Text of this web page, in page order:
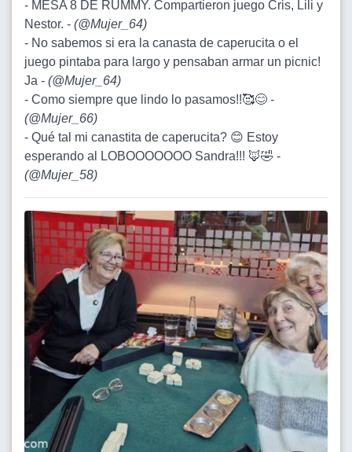
- MESA 8 DE RUMMY. Compartieron juego Cris, Lili y
Nestor. - (@Mujer_64)
- No sabemos si era la canasta de caperucita o el
juego pintaba para largo y pensaban armar un picnic!
Ja - (@Mujer_64)
- Como siempre que lindo lo pasamos!!🥰😊 -
(@Mujer_66)
- Qué tal mi canastita de caperucita? 😊 Estoy
esperando al LOBOOOOOOO Sandra!!! 🦊🤣 -
(@Mujer_58)